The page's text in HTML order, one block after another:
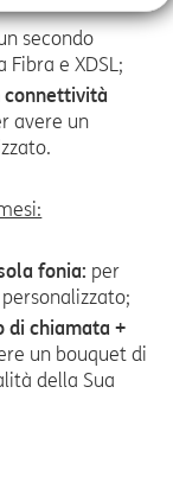
secondo
e XDSL;
connettività
avere un
fonia: per
di chiamata +
un bouquet di
della Sua